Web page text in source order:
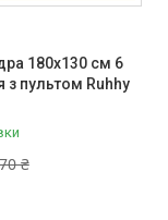
180х130 см 6
з пультом Ruhhy
₴